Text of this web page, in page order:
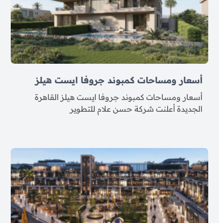
أسعار ومساحات كمبوند جروفا ايست هيلز
أسعار ومساحات كمبوند جروفا ايست هيلز القاهرة
الجديدة أعلنت شركة حسن علام للتطوير